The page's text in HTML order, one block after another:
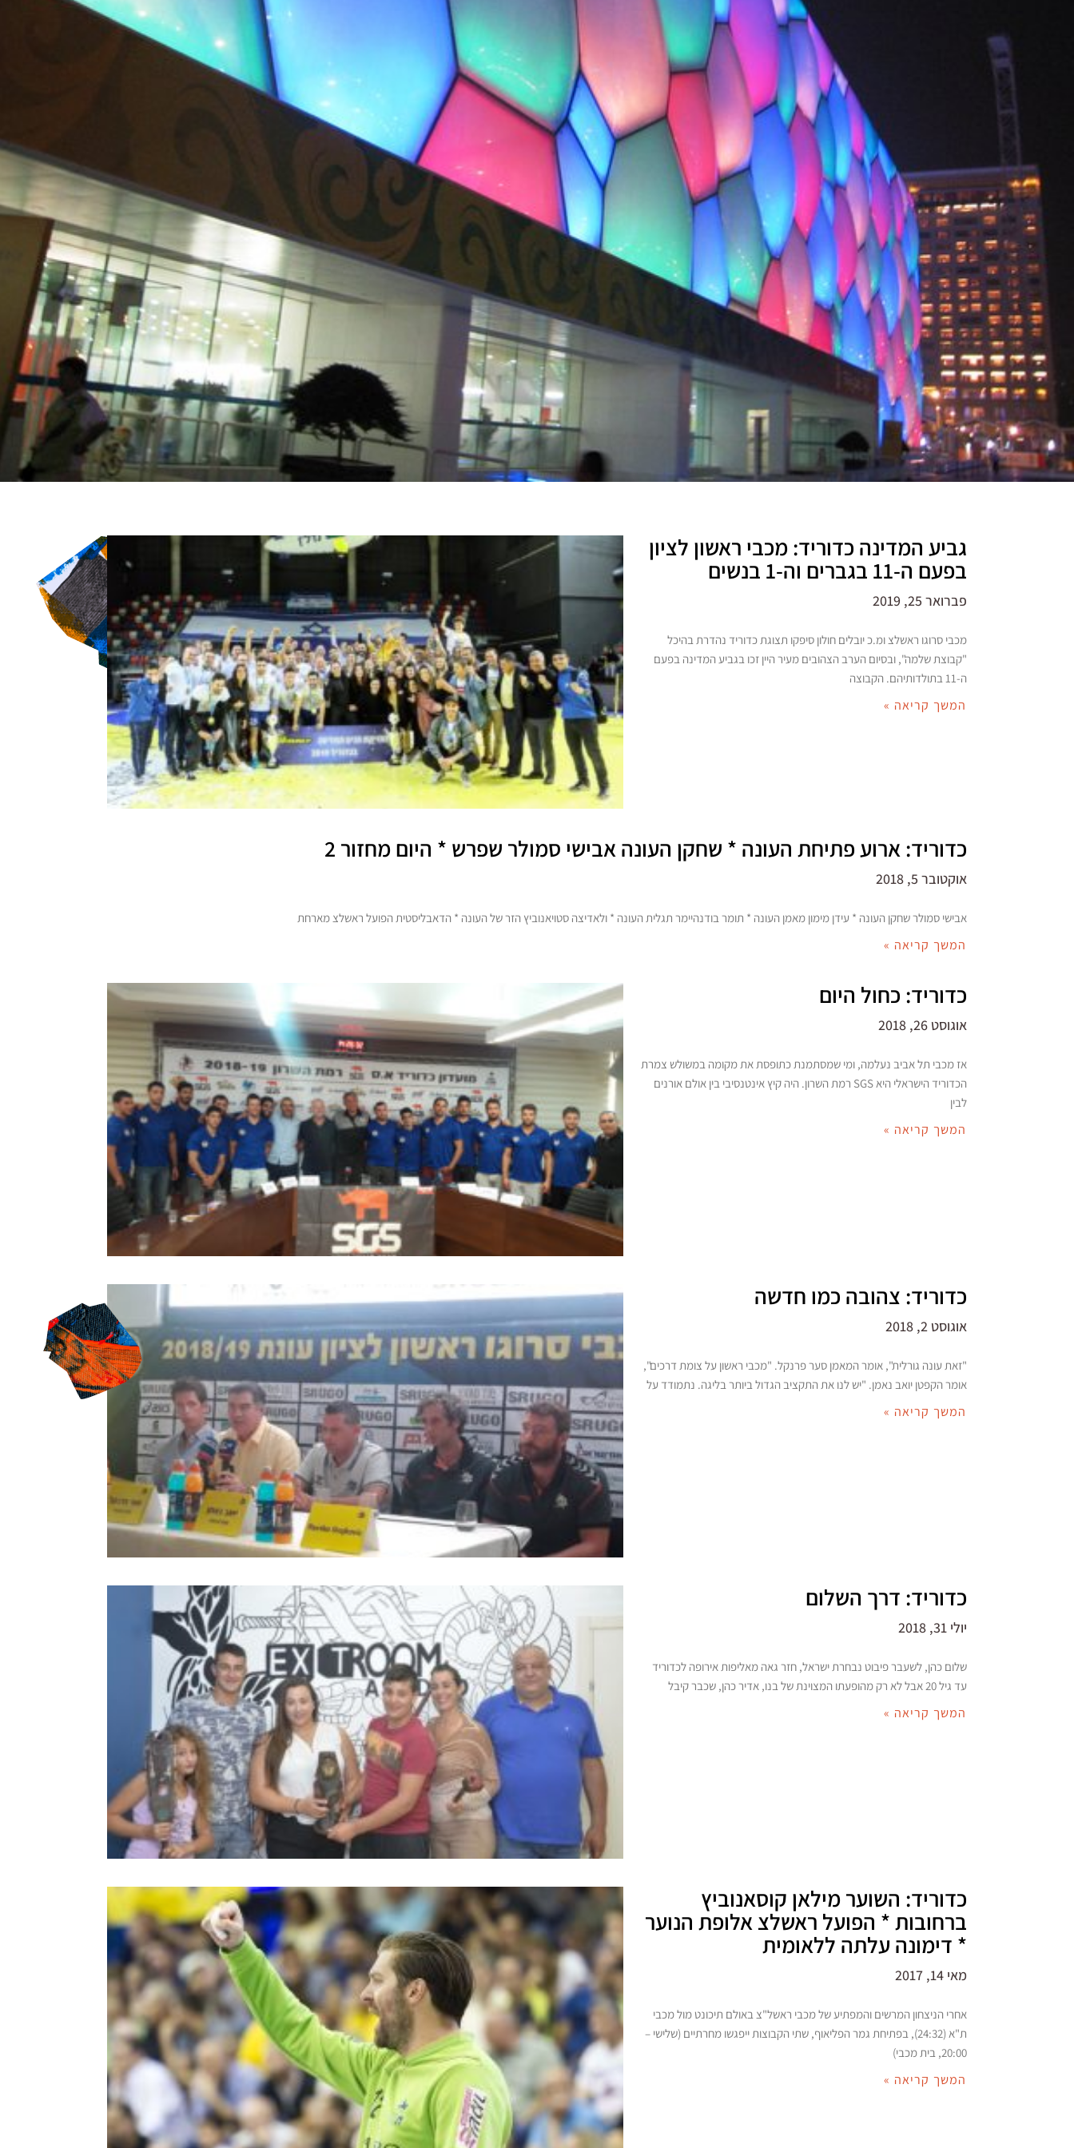
גביע המדינה כדוריד: מכבי ראשון לציון
בפעם ה-11 בגברים וה-1 בנשים
פברואר 25, 2019
מכבי סרוגו ראשלצ ומ.כ יובלים חולון סיפקו תצוגת כדוריד נהדרת בהיכל
"קבוצת שלמה", ובסיום הערב הצהובים מעיר היין זכו בגביע המדינה בפעם
ה-11 בתולדותיהם. הקבוצה
המשך קריאה »
כדוריד: ארוע פתיחת העונה * שחקן העונה אבישי סמולר שפרש * היום מחזור 2
אוקטובר 5, 2018
אבישי סמולר שחקן העונה * עידן מימון מאמן העונה * תומר בודנהיימר תגלית העונה * ולאדיצה סטויאנוביץ הזר של העונה * הדאבליסטית הפועל ראשלצ מארחת
המשך קריאה »
כדוריד: כחול היום
אוגוסט 26, 2018
אז מכבי תל אביב נעלמה, ומי שמסתמנת כתופסת את מקומה במשולש צמרת
הכדוריד הישראלי היא SGS רמת השרון. היה קיץ אינטנסיבי בין אולם אורנים
לבין
המשך קריאה »
כדוריד: צהובה כמו חדשה
אוגוסט 2, 2018
"זאת עונה גורלית", אומר המאמן סער פרנקל. "מכבי ראשון על צומת דרכים",
אומר הקפטן יואב נאמן. "יש לנו את התקציב הגדול ביותר בליגה. נתמודד על
המשך קריאה »
כדוריד: דרך השלום
יולי 31, 2018
שלום כהן, לשעבר פיבוט נבחרת ישראל, חזר גאה מאליפות אירופה לכדוריד
עד גיל 20 אבל לא רק מהופעתו המצוינת של בנו, אדיר כהן, שכבר קיבל
המשך קריאה »
כדוריד: השוער מילאן קוסאנוביץ
ברחובות * הפועל ראשלצ אלופת הנוער
* דימונה עלתה ללאומית
מאי 14, 2017
אחרי הניצחון המרשים והמפתיע של מכבי ראשל"צ באולם תיכונט מול מכבי
ת"א (24:32), בפתיחת גמר הפליאוף, שתי הקבוצות ייפגשו מחרתיים (שלישי –
20:00, בית מכבי)
המשך קריאה »